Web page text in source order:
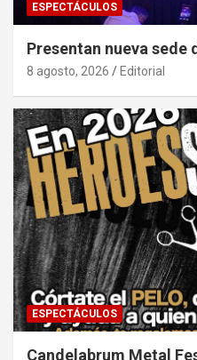
ESPECTÁCULOS
Presentan nueva sede
8 agosto, 2026 Editorial
ESPECTÁCULOS
Candelabrum Metal